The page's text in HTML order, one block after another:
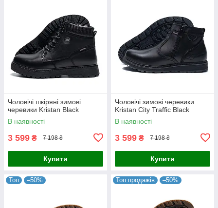
Чоловічі шкіряні зимові
черевики Kristan Black
В наявності
3 599 ₴ 7 198 ₴
Купити
Чоловічі зимові черевики
Kristan City Traffic Black
В наявності
3 599 ₴ 7 198 ₴
Купити
Топ –50% Топ продажів –50%